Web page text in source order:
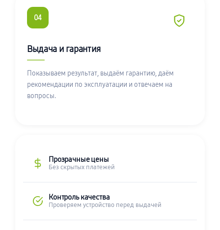
04
Выдача и гарантия
Показываем результат, выдаём гарантию, даём
рекомендации по эксплуатации и отвечаем на
вопросы.
Прозрачные цены
Без скрытых платежей
Контроль качества
Проверяем устройство перед выдачей